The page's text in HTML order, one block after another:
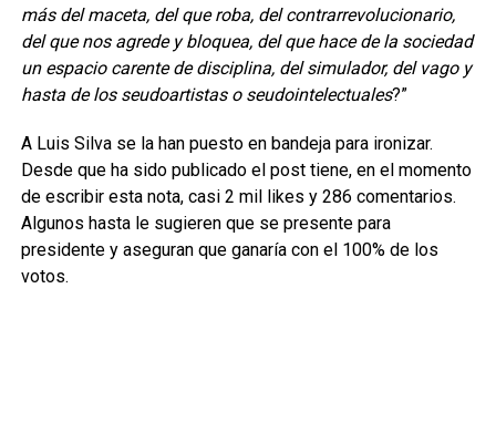
más del maceta, del que roba, del contrarrevolucionario,
del que nos agrede y bloquea, del que hace de la sociedad
un espacio carente de disciplina, del simulador, del vago y
hasta de los seudoartistas o seudointelectuales?”
A Luis Silva se la han puesto en bandeja para ironizar.
Desde que ha sido publicado el post tiene, en el momento
de escribir esta nota, casi 2 mil likes y 286 comentarios.
Algunos hasta le sugieren que se presente para
presidente y aseguran que ganaría con el 100% de los
votos.